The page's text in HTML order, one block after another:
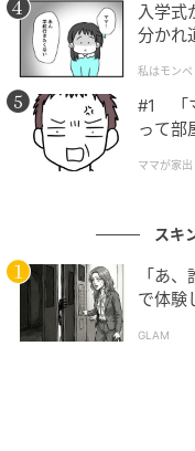
【50代の
タイプ別
の記事
入学式
分かれ
私はモン
#1 「
って部
ママが家出
スキ
「あ
で体験
GLAM